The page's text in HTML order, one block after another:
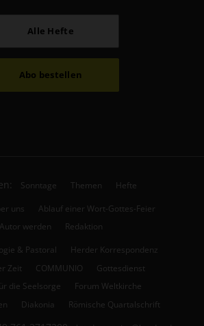
Alle Hefte
Abo bestellen
Sonntage Themen Hefte
uns
Ablauf einer Wort-Gottes-Feier
Autor werden
Redaktion
& Pastoral
Herder Korrespondenz
Zeit
COMMUNIO
Gottesdienst
die Seelsorge
Forum Weltkirche
Diakonia Römische Quartalschrift